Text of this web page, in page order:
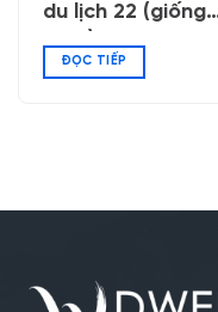
du lịch 22 (giống
ivivu)
ĐỌC TIẾP